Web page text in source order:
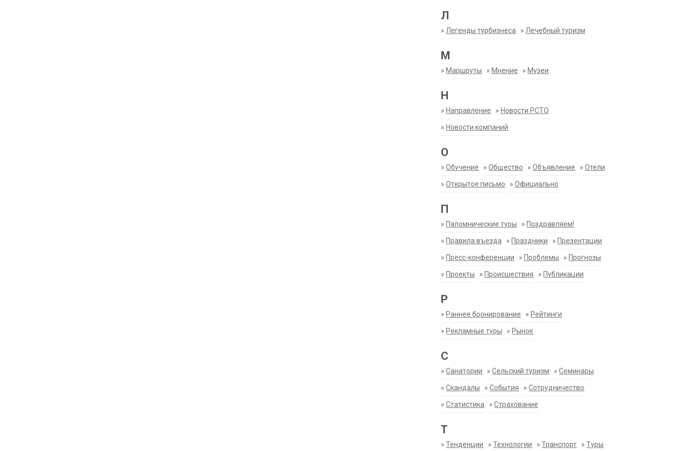
Л
» Легенды турбизнеса » Лечебный туризм
М
» Маршруты » Мнение » Музеи
Н
» Направление » Новости РСТО
» Новости компаний
О
»Обучение »Общество »Объявление »Отели
»Открытое письмо »Официально
П
» Паломнические туры » Поздравляем!
» Правила въезда » Праздники » Презентации
» Пресс-конференции » Проблемы » Прогнозы
» Проекты » Происшествия » Публикации
Р
» Раннее бронирование » Рейтинги
» Рекламные туры » Рынок
С
»Санатории »Сельский туризм »Семинары
»Скандалы »События »Сотрудничество
»Статистика »Страхование
Т
»Тенденции »Технологии »Транспорт »Туры